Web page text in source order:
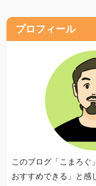
プロフィール
このブログ「こまろぐ
おすすめできる」と感